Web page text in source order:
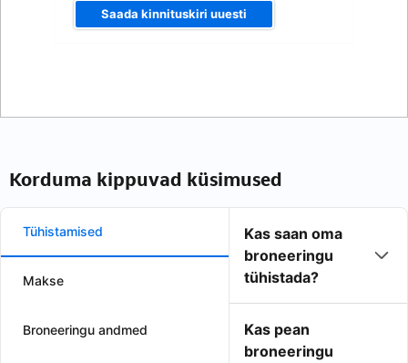
Saada kinnituskiri uuesti
Korduma kippuvad küsimused
Tühistamised
Makse
Broneeringu andmed
Kas saan oma
broneeringu
tühistada?
Kas pean
broneeringu